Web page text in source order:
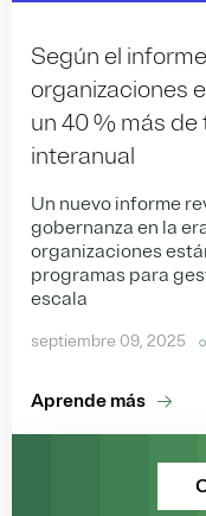
Según el
organizaciones
un 40 % más
interanual
Un nuevo informe
gobernanza en la
organizaciones
programas para
escala
septiembre 09, 2025
Aprende más